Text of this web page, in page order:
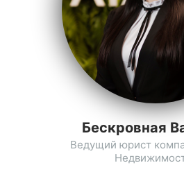
Бескровная
Ведущий юрист